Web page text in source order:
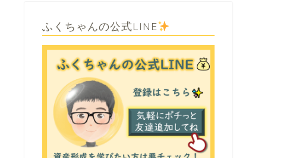
ふくちゃんの公式LINE